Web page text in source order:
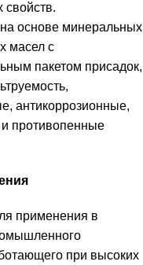
свойств.
основе минеральных
масел с
пакетом присадок,
антикоррозионные,
противопенные
применения в
при высоких